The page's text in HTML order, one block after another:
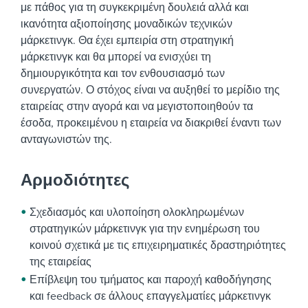
με πάθος για τη συγκεκριμένη δουλειά αλλά και
ικανότητα αξιοποίησης μοναδικών τεχνικών
μάρκετινγκ. Θα έχει εμπειρία στη στρατηγική
μάρκετινγκ και θα μπορεί να ενισχύει τη
δημιουργικότητα και τον ενθουσιασμό των
συνεργατών. Ο στόχος είναι να αυξηθεί το μερίδιο της
εταιρείας στην αγορά και να μεγιστοποιηθούν τα
έσοδα, προκειμένου η εταιρεία να διακριθεί έναντι των
ανταγωνιστών της.
Αρμοδιότητες
Σχεδιασμός και υλοποίηση ολοκληρωμένων
στρατηγικών μάρκετινγκ για την ενημέρωση του
κοινού σχετικά με τις επιχειρηματικές δραστηριότητες
της εταιρείας
Επίβλεψη του τμήματος και παροχή καθοδήγησης
και feedback σε άλλους επαγγελματίες μάρκετινγκ